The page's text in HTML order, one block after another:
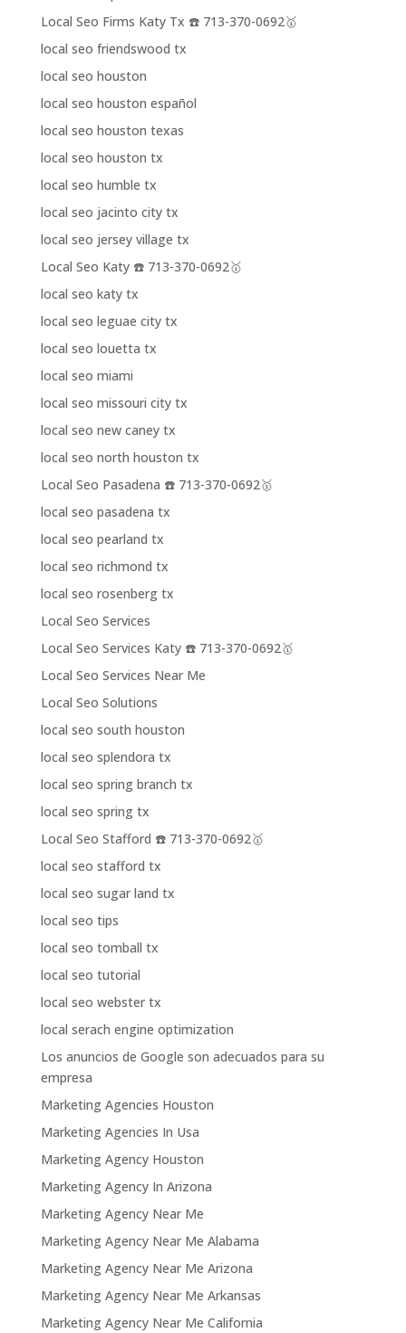
Local Seo Firms Katy Tx ☎️ 713-370-0692🥇
local seo friendswood tx
local seo houston
local seo houston español
local seo houston texas
local seo houston tx
local seo humble tx
local seo jacinto city tx
local seo jersey village tx
Local Seo Katy ☎️ 713-370-0692🥇
local seo katy tx
local seo leguae city tx
local seo louetta tx
local seo miami
local seo missouri city tx
local seo new caney tx
local seo north houston tx
Local Seo Pasadena ☎️ 713-370-0692🥇
local seo pasadena tx
local seo pearland tx
local seo richmond tx
local seo rosenberg tx
Local Seo Services
Local Seo Services Katy ☎️ 713-370-0692🥇
Local Seo Services Near Me
Local Seo Solutions
local seo south houston
local seo splendora tx
local seo spring branch tx
local seo spring tx
Local Seo Stafford ☎️ 713-370-0692🥇
local seo stafford tx
local seo sugar land tx
local seo tips
local seo tomball tx
local seo tutorial
local seo webster tx
local serach engine optimization
Los anuncios de Google son adecuados para su
empresa
Marketing Agencies Houston
Marketing Agencies In Usa
Marketing Agency Houston
Marketing Agency In Arizona
Marketing Agency Near Me
Marketing Agency Near Me Alabama
Marketing Agency Near Me Arizona
Marketing Agency Near Me Arkansas
Marketing Agency Near Me California